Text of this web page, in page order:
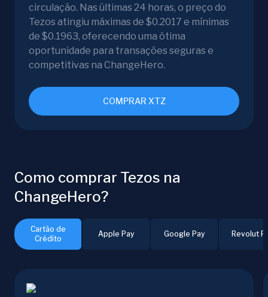
circulação. Nas últimas 24 horas, o preço do
Tezos atingiu máximas de $0.2017 e mínimas
de $0.1963, oferecendo uma ótima
oportunidade para transações seguras e
competitivas na ChangeHero.
COMPRAR XTZ
Como comprar Tezos na
ChangeHero?
Cartão de
Crédito
Apple Pay Google Pay Revolut